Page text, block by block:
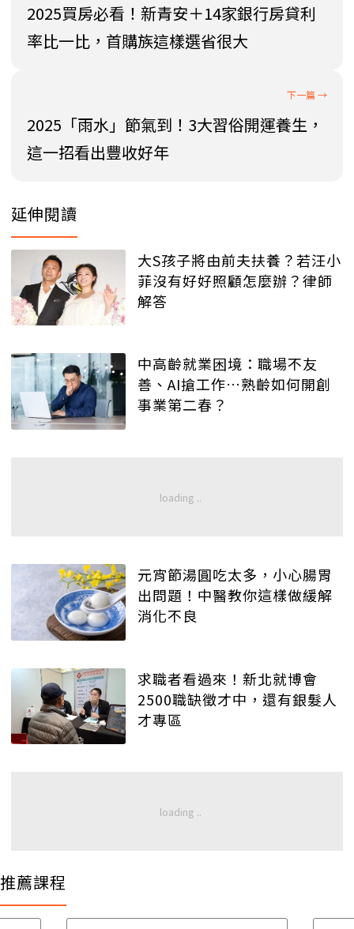
2025買房必看！新青安＋14家銀行房貸利
率比一比，首購族這樣選省很大
2025「雨水」節氣到！3大習俗開運養生，
這一招看出豐收好年
延伸閱讀
大S孩子將由前夫扶養？若汪小
菲沒有好好照顧怎麼辦？律師
解答
中高齡就業困境：職場不友
善、AI搶工作…熟齡如何開創
事業第二春？
元宵節湯圓吃太多，小心腸胃
出問題！中醫教你這樣做緩解
消化不良
求職者看過來！新北就博會
2500職缺徵才中，還有銀髮人
才專區
推薦課程